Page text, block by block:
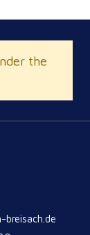
the
breisach.de